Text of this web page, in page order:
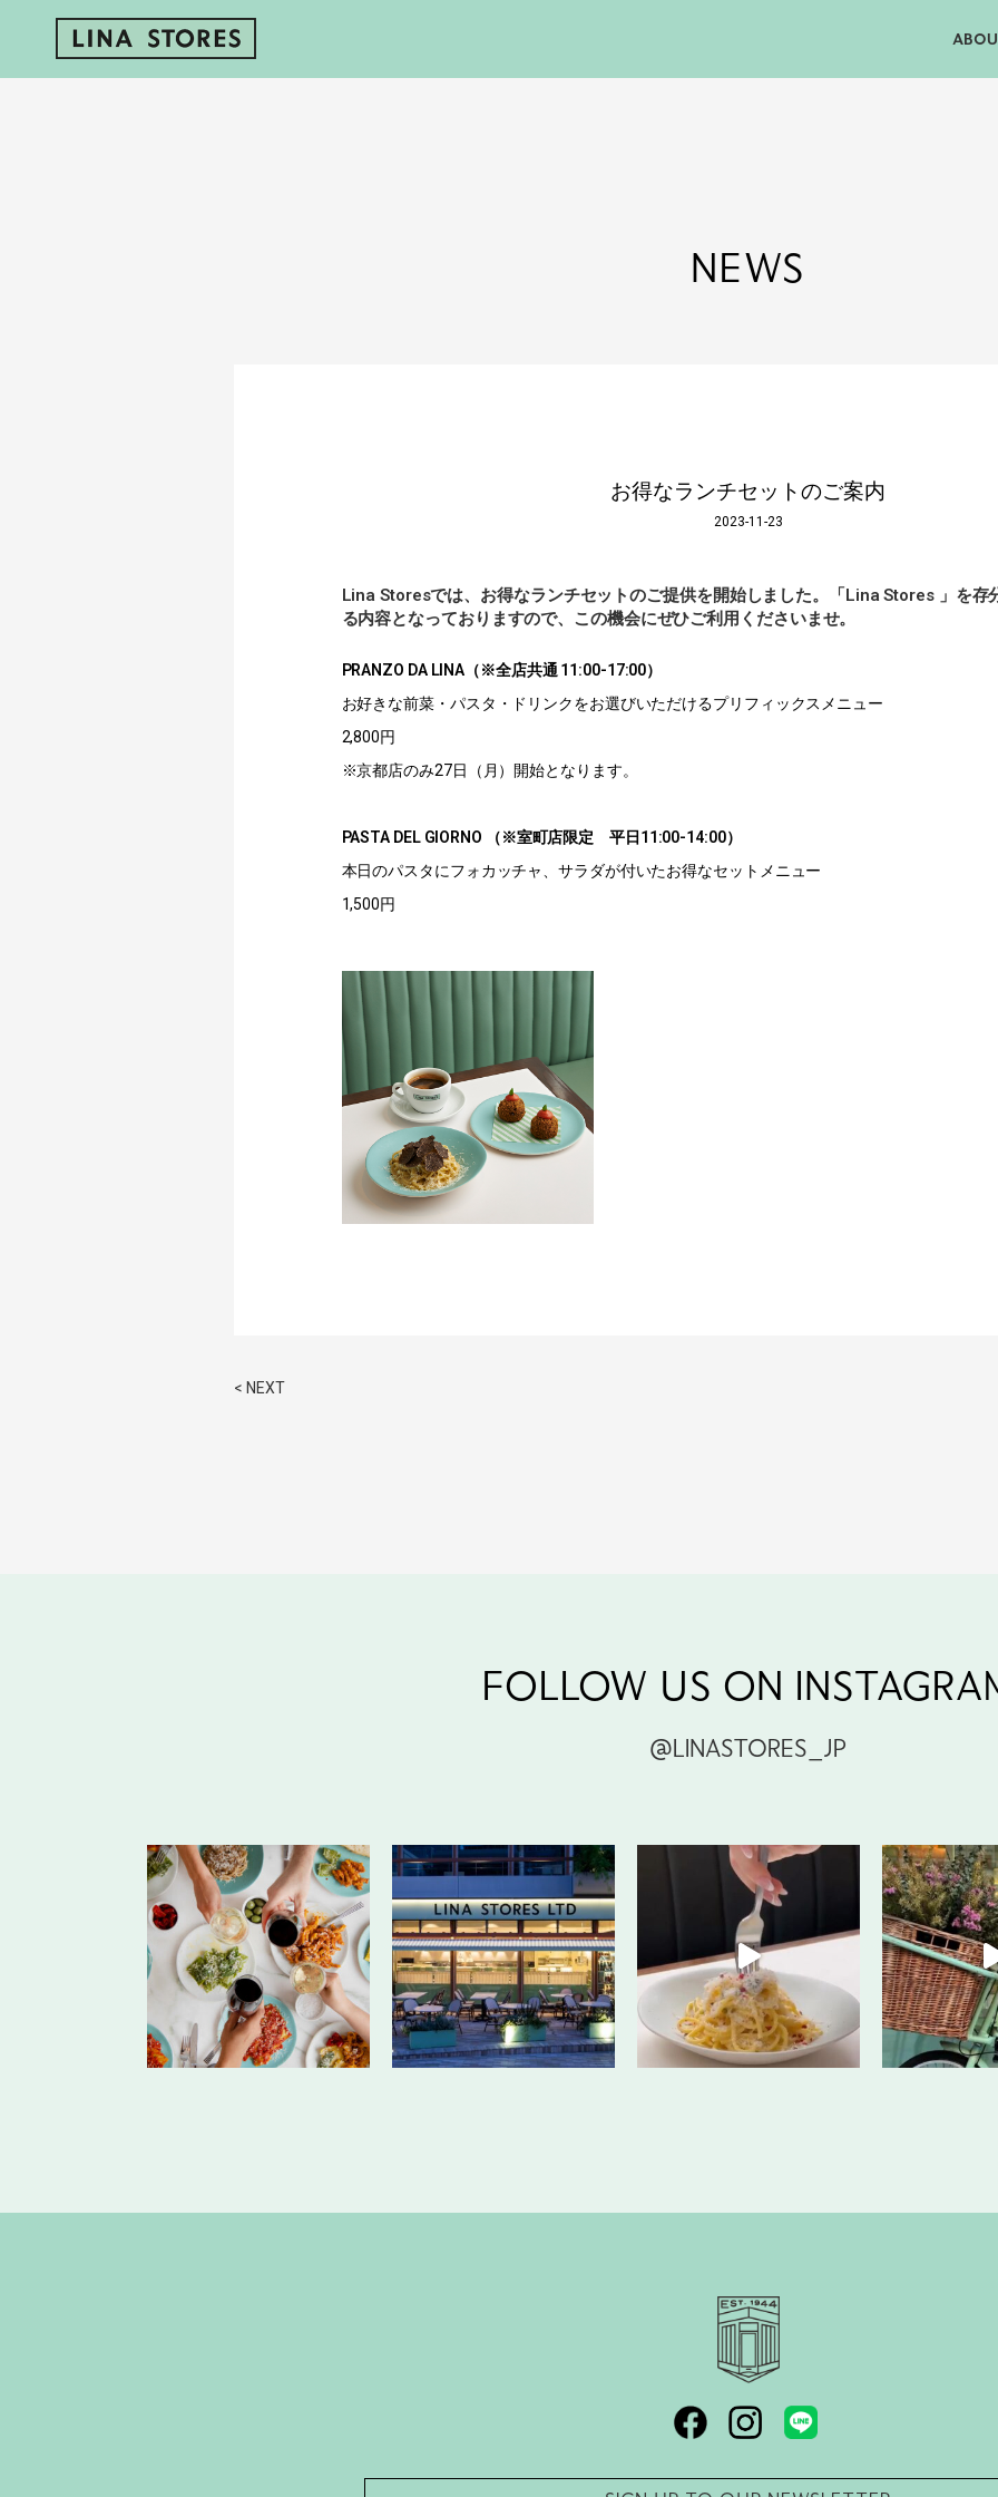
NEWS
お得なランチセットのご案内
2023-11-23
Lina Storesでは、お得なランチセットのご提供を開始しました。「Lina Stores 」を存
る内容となっておりますので、この機会にぜひご利用くださいませ。
PRANZO DA LINA（※全店共通 11:00-17:00）
お好きな前菜・パスタ・ドリンクをお選びいただけるプリフィックスメニュー
2,800円
※京都店のみ27日（月）開始となります。
PASTA DEL GIORNO （※室町店限定 平日11:00-14:00）
本日のパスタにフォカッチャ、サラダが付いたお得なセットメニュー
1,500円
< NEXT
FOLLOW US ON
@LINASTORES_JP